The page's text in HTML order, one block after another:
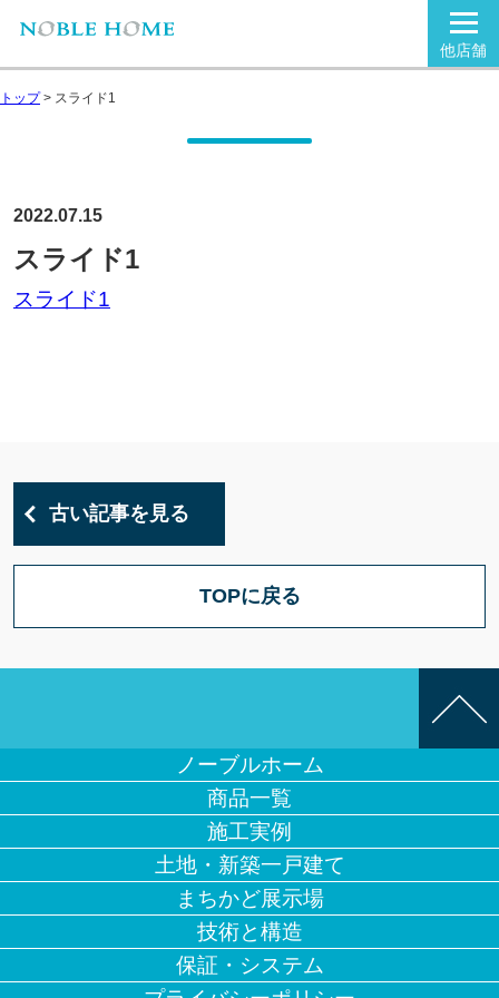
他店舗
トップ> スライド1
2022.07.15
スライド1
スライド1
古い記事を見る
TOPに戻る
ノーブルホーム
商品一覧
施工実例
土地・新築一戸建て
まちかど展示場
技術と構造
保証・システム